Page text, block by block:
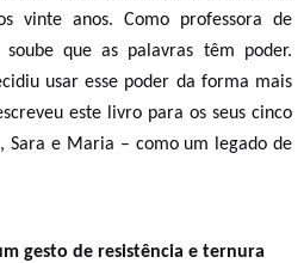
vinte anos. Como professora de
soube que as palavras têm poder.
usar esse poder da forma mais
este livro para os seus cinco
Sara e Maria – como um legado de
gesto de resistência e ternura